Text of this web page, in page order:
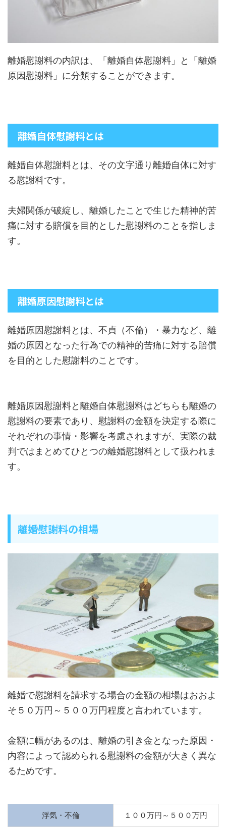
離婚慰謝料の内訳は、「離婚自体慰謝料」と「離婚
原因慰謝料」に分類することができます。
離婚自体慰謝料とは
離婚自体慰謝料とは、その文字通り離婚自体に対す
る慰謝料です。
夫婦関係が破綻し、離婚したことで生じた精神的苦
痛に対する賠償を目的とした慰謝料のことを指しま
す。
離婚原因慰謝料とは
離婚原因慰謝料とは、不貞（不倫）・暴力など、離
婚の原因となった行為での精神的苦痛に対する賠償
を目的とした慰謝料のことです。
離婚原因慰謝料と離婚自体慰謝料はどちらも離婚の
慰謝料の要素であり、慰謝料の金額を決定する際に
それぞれの事情・影響を考慮されますが、実際の裁
判ではまとめてひとつの離婚慰謝料として扱われま
す。
離婚慰謝料の相場
離婚で慰謝料を請求する場合の金額の相場はおおよ
そ５０万円～５００万円程度と言われています。
金額に幅があるのは、離婚の引き金となった原因・
内容によって認められる慰謝料の金額が大きく異な
るためです。
浮気・不倫 １００万円～５００万円